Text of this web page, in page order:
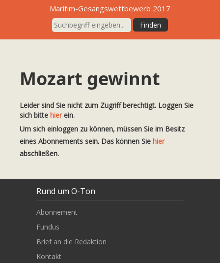
Maritim-Gesangswettbewerb 2017
Mozart gewinnt
Leider sind Sie nicht zum Zugriff berechtigt. Loggen Sie
sich bitte hierein.
Um sich einloggen zu können, müssen Sie im Besitz
eines Abonnements sein. Das können Sie hier
abschließen.
Rund um O-Ton
Abonnement
Fundus
Brief an die Redaktion
Kontakt